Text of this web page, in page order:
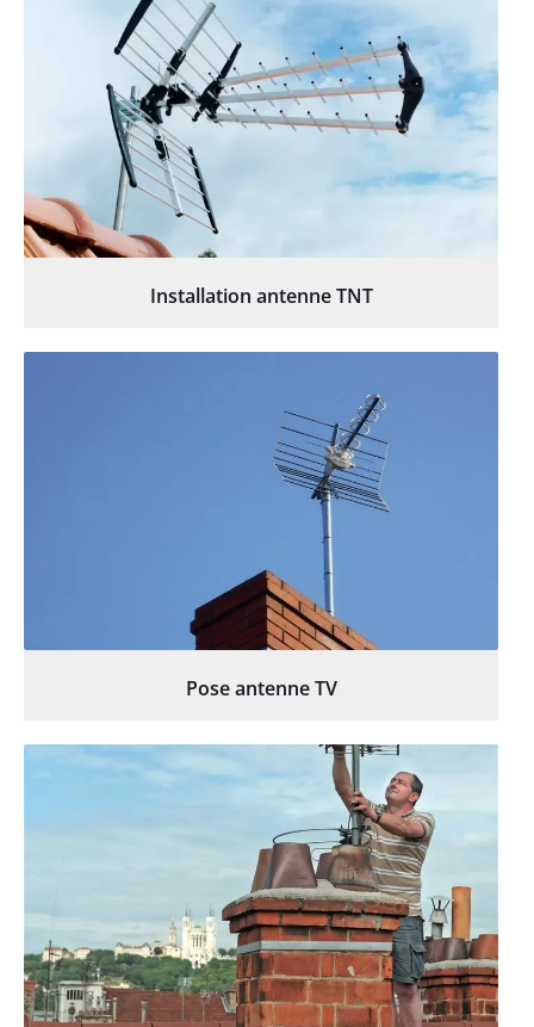
Installation antenne TNT
Pose antenne TV